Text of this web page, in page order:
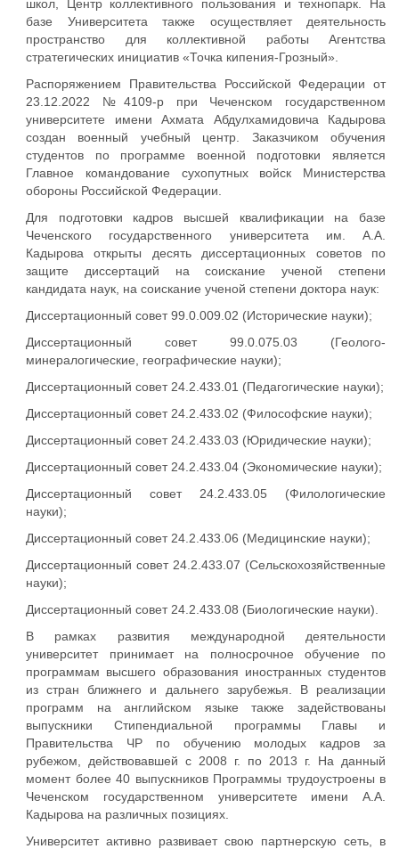
школ, Центр коллективного пользования и технопарк. На
базе Университета также осуществляет деятельность
пространство для коллективной работы Агентства
стратегических инициатив «Точка кипения-Грозный».
Распоряжением Правительства Российской Федерации от
23.12.2022 №4109-р при Чеченском государственном
университете имени Ахмата Абдулхамидовича Кадырова
создан военный учебный центр. Заказчиком обучения
студентов по программе военной подготовки является
Главное командование сухопутных войск Министерства
обороны Российской Федерации.
Для подготовки кадров высшей квалификации на базе
Чеченского государственного университета им. А.А.
Кадырова открыты десять диссертационных советов по
защите диссертаций на соискание ученой степени
кандидата наук, на соискание ученой степени доктора наук:
Диссертационный совет 99.0.009.02 (Исторические науки);
Диссертационный совет 99.0.075.03 (Геолого-
минералогические, географические науки);
Диссертационный совет 24.2.433.01 (Педагогические науки);
Диссертационный совет 24.2.433.02 (Философские науки);
Диссертационный совет 24.2.433.03 (Юридические науки);
Диссертационный совет 24.2.433.04 (Экономические науки);
Диссертационный совет 24.2.433.05 (Филологические
науки);
Диссертационный совет 24.2.433.06 (Медицинские науки);
Диссертационный совет 24.2.433.07 (Сельскохозяйственные
науки);
Диссертационный совет 24.2.433.08 (Биологические науки).
В рамках развития международной деятельности
университет принимает на полносрочное обучение по
программам высшего образования иностранных студентов
из стран ближнего и дальнего зарубежья. В реализации
программ на английском языке также задействованы
выпускники Стипендиальной программы Главы и
Правительства ЧР по обучению молодых кадров за
рубежом, действовавшей с 2008 г. по 2013 г. На данный
момент более 40 выпускников Программы трудоустроены в
Чеченском государственном университете имени А.А.
Кадырова на различных позициях.
Университет активно развивает свою партнерскую сеть, в